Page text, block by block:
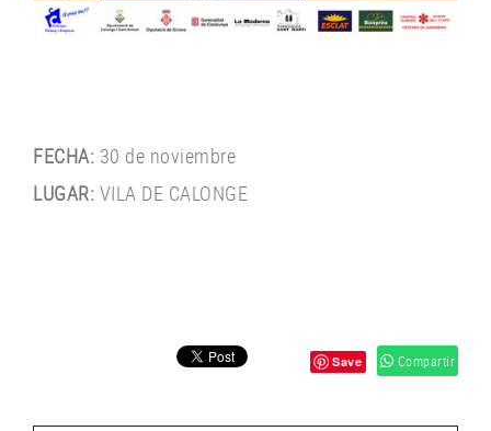
FECHA: 30 de noviembre
LUGAR: VILA DE CALONGE
Save Compartir